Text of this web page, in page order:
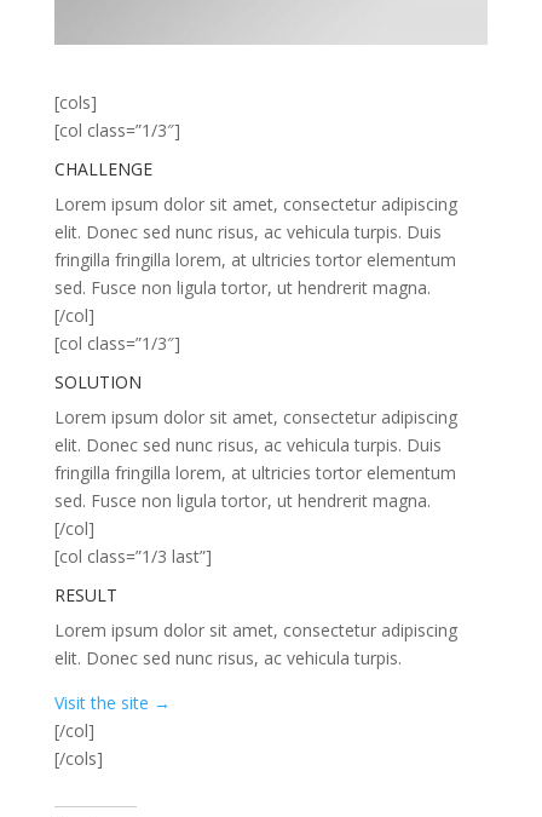
[cols]
[col class=”1/3″]
CHALLENGE
Lorem ipsum dolor sit amet, consectetur adipiscing
elit. Donec sed nunc risus, ac vehicula turpis. Duis
fringilla fringilla lorem, at ultricies tortor elementum
sed. Fusce non ligula tortor, ut hendrerit magna.
[/col]
[col class=”1/3″]
SOLUTION
Lorem ipsum dolor sit amet, consectetur adipiscing
elit. Donec sed nunc risus, ac vehicula turpis. Duis
fringilla fringilla lorem, at ultricies tortor elementum
sed. Fusce non ligula tortor, ut hendrerit magna.
[/col]
[col class=”1/3 last”]
RESULT
Lorem ipsum dolor sit amet, consectetur adipiscing
elit. Donec sed nunc risus, ac vehicula turpis.
Visit the site →
[/col]
[/cols]